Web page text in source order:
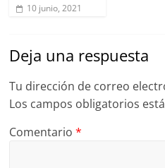
10 junio, 2021
Deja una respuesta
Tu dirección de correo
Los campos obligatorios
Comentario*